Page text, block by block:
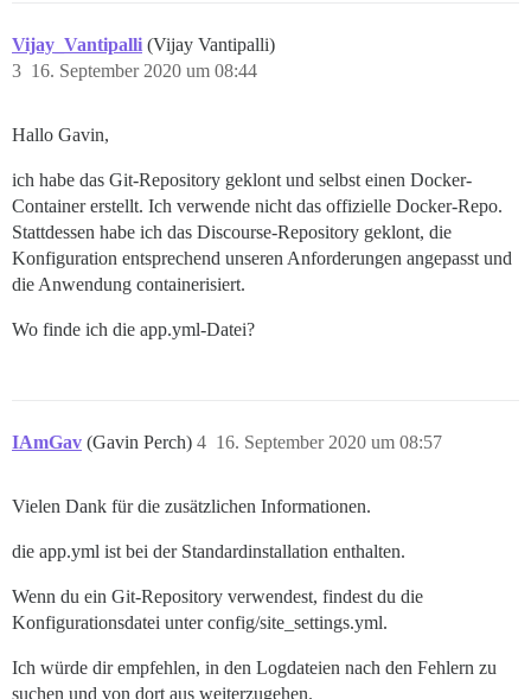
Vijay_Vantipalli (Vijay Vantipalli)
16. September 2020 um 08:44
3
Hallo Gavin,
ich habe das Git-Repository geklont und selbst einen Docker-
Container erstellt. Ich verwende nicht das offizielle Docker-Repo.
Stattdessen habe ich das Discourse-Repository geklont, die
Konfiguration entsprechend unseren Anforderungen angepasst und
die Anwendung containerisiert.
Wo finde ich die app.yml-Datei?
IAmGav (Gavin Perch) 16. September 2020 um 08:57
4
Vielen Dank für die zusätzlichen Informationen.
die app.yml ist bei der Standardinstallation enthalten.
Wenn du ein Git-Repository verwendest, findest du die
Konfigurationsdatei unter config/site_settings.yml.
Ich würde dir empfehlen, in den Logdateien nach den Fehlern zu
suchen und von dort aus weiterzugehen.